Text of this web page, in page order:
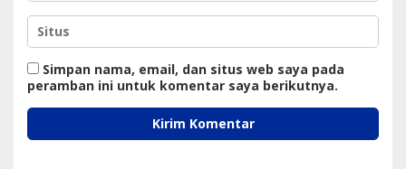
Simpan nama, email, dan situs web saya pada
peramban ini untuk komentar saya berikutnya.